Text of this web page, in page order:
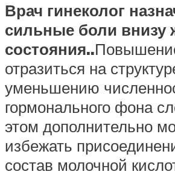
Врач гинеколог
сильные боли внизу
состояния..
отразиться на
уменьшению
гормонального фона
этом дополнительно
избежать
состав молочной